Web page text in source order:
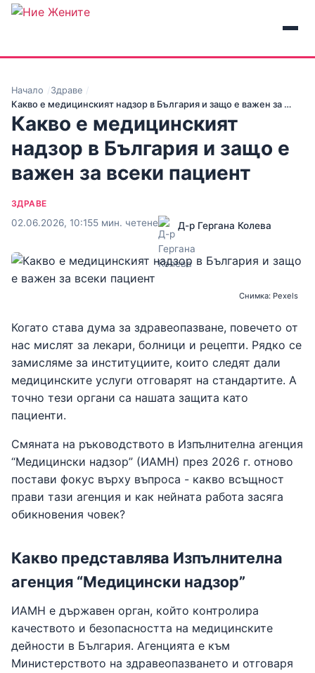
Начало
Здраве
Какво е медицинският надзор в България и защо е важен за …
Какво е медицинският
надзор в България и защо е
важен за всеки пациент
ЗДРАВЕ
02.06.2026, 10:155 мин. четене Д-р Гергана Колева
Снимка: Pexels
Когато става дума за здравеопазване, повечето от
нас мислят за лекари, болници и рецепти. Рядко се
замисляме за институциите, които следят дали
медицинските услуги отговарят на стандартите. А
точно тези органи са нашата защита като
пациенти.
Смяната на ръководството в Изпълнителна агенция
“Медицински надзор” (ИАМН) през 2026 г. отново
постави фокус върху въпроса - какво всъщност
прави тази агенция и как нейната работа засяга
обикновения човек?
Какво представлява Изпълнителна
агенция “Медицински надзор”
ИАМН е държавен орган, който контролира
качеството и безопасността на медицинските
дейности в България. Агенцията е към
Министерството на здравеопазването и отговаря